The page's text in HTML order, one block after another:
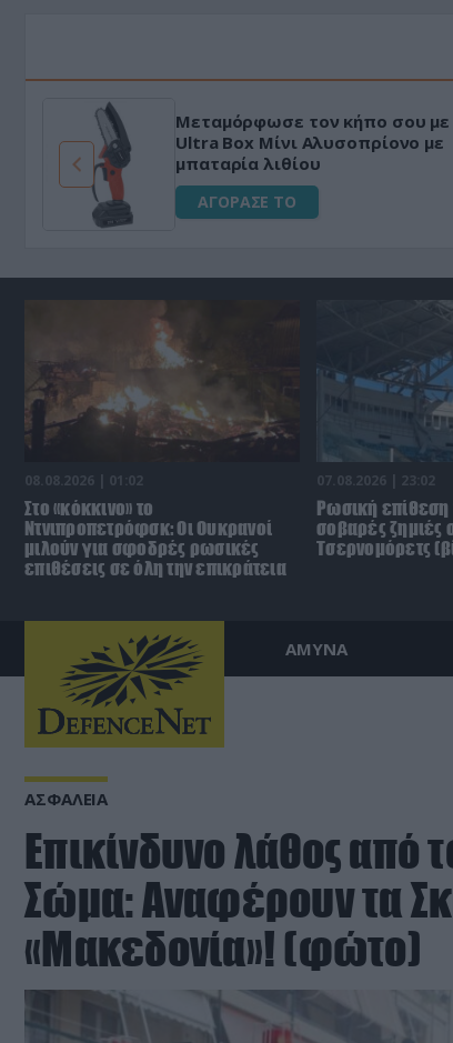
Μεταμόρφωσε τον κήπο σου με
Ultra Box Μίνι Αλυσοπρίονο με
μπαταρία λιθίου
ΑΓΟΡΑΣΕ ΤΟ
08.08.2026 | 01:02
Στο «κόκκινο» το
Ντνιπροπετρόφσκ: Οι Ουκρανοί
μιλούν για σφοδρές ρωσικές
επιθέσεις σε όλη την επικράτεια
07.08.2026 | 23:02
Ρωσική
σοβαρές ζημιές
Τσερνομόρετς
ΑΜΥΝΑ
ΑΣΦΑΛΕΙΑ
Επικίνδυνο λάθος από
Σώμα: Αναφέρουν τα
«Μακεδονία»! (φώτο)